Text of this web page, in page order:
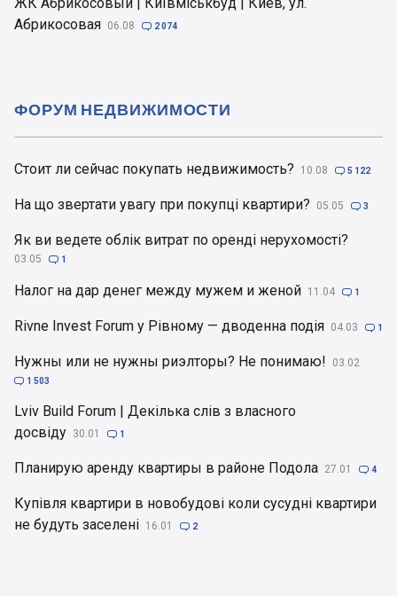
Абрикосовая 06.08  2 074
Стоит ли сейчас покупать недвижимость? 10.08  5 122
На що звертати увагу при покупці квартири? 05.05  3
Як ви ведете облік витрат по оренді нерухомості?
03.05  1
Налог на дар денег между мужем и женой 11.04  1
Rivne Invest Forum у Рівному — дводенна подія 04.03  1
Нужны или не нужны риэлторы? Не понимаю! 03.02
 1 503
Lviv Build Forum | Декілька слів з власного
досвіду 30.01  1
Планирую аренду квартиры в районе Подола 27.01  4
Купівля квартири в новобудові коли сусудні квартири
не будуть заселені 16.01  2
ФОРУМ НЕДВИЖИМОСТИ